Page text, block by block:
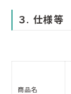
３. 仕様等
商品名